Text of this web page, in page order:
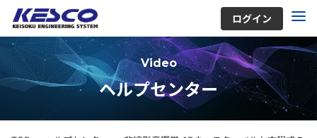
ログイン
Video
ヘルプセンター